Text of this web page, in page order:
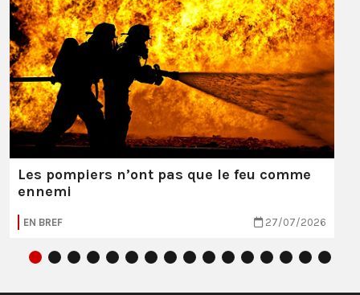
Les pompiers n’ont pas que le feu comme
ennemi
EN BREF 27/07/2026